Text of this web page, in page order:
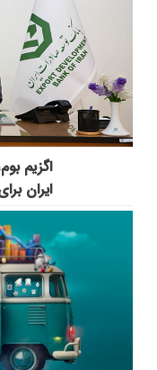
اگزیم
ایران